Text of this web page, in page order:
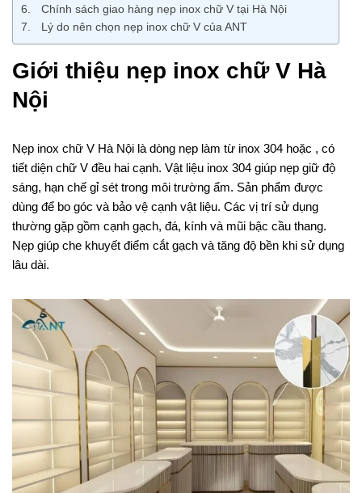
Chính sách giao hàng nẹp inox chữ V tại Hà Nội
Lý do nên chọn nẹp inox chữ V của ANT
Giới thiệu nẹp inox chữ V Hà
Nội
Nẹp inox chữ V Hà Nội là dòng nẹp làm từ inox 304 hoặc , có
tiết diện chữ V đều hai cạnh. Vật liệu inox 304 giúp nẹp giữ độ
sáng, hạn chế gỉ sét trong môi trường ẩm. Sản phẩm được
dùng để bo góc và bảo vệ cạnh vật liệu. Các vị trí sử dụng
thường gặp gồm cạnh gạch, đá, kính và mũi bậc cầu thang.
Nẹp giúp che khuyết điểm cắt gạch và tăng độ bền khi sử dụng
lâu dài.